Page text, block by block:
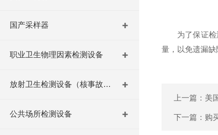
国产采样器
职业卫生物理因素检测设备
放射卫生检测设备（核事故与放射医学）
公共场所检测设备
为了保证检测
量，以免遗漏
上一篇： 美
下一篇： 购